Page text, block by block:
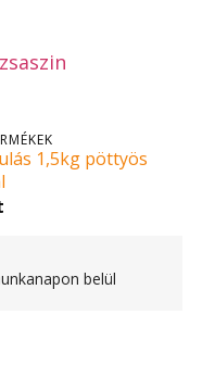
1,5kg pöttyös
belül